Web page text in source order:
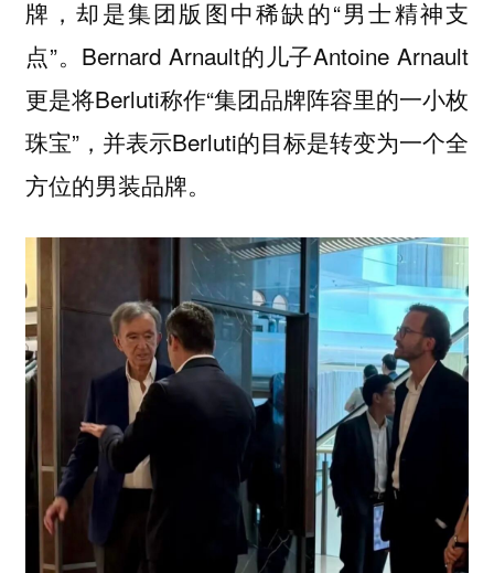
牌，却是集团版图中稀缺的“男士精神支
点”。Bernard Arnault的儿子Antoine Arnault
更是将Berluti称作“集团品牌阵容里的一小枚
珠宝”，并表示Berluti的目标是转变为一个全
方位的男装品牌。